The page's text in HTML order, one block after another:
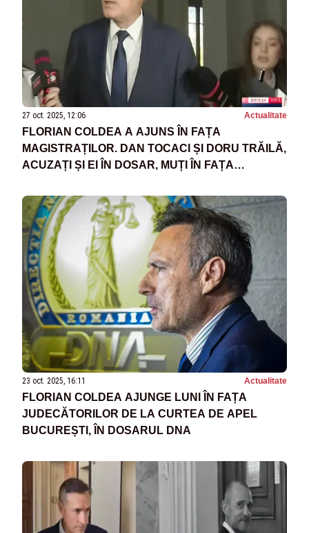
27 oct. 2025, 12:06 Actualitate
FLORIAN COLDEA A AJUNS ÎN FAȚA
MAGISTRAȚILOR. DAN TOCACI ȘI DORU TRĂILĂ,
ACUZAȚI ȘI EI ÎN DOSAR, MUȚI ÎN FAȚA
PĂCURARU - VIDEO
23 oct. 2025, 16:11 Actualitate
FLORIAN COLDEA AJUNGE LUNI ÎN FAȚA
JUDECĂTORILOR DE LA CURTEA DE APEL
BUCUREȘTI, ÎN DOSARUL DNA